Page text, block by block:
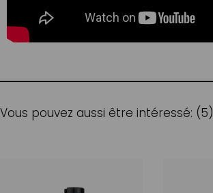
Vous pouvez aussi être intéressé: (5)